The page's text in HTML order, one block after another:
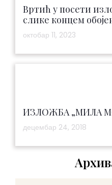
Вртић у посети
слике концем
октобар 11, 2023
ИЗЛОЖБА „МИЛА
децембар 24, 2018